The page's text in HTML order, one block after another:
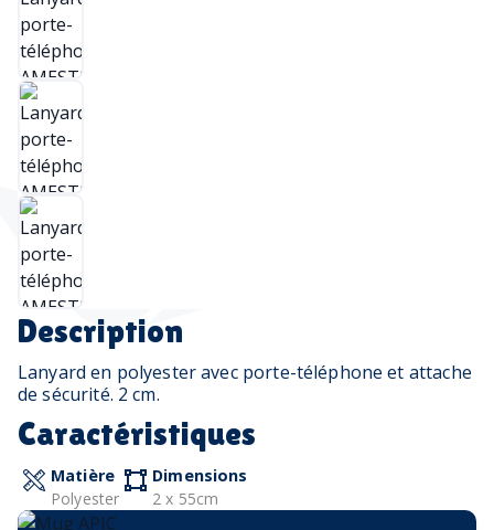
Description
Lanyard en polyester avec porte-téléphone et attache
de sécurité. 2 cm.
Caractéristiques
Matière
Polyester
Dimensions
2 x 55cm